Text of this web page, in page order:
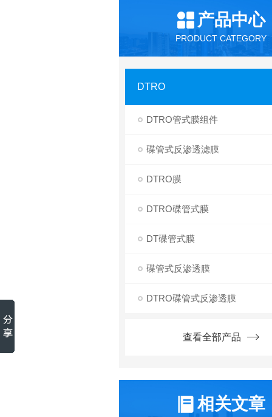
产品中心
PRODUCT CATEGORY
DTRO
DTRO管式膜组件
碟管式反渗透滤膜
DTRO膜
DTRO碟管式膜
DT碟管式膜
碟管式反渗透膜
DTRO碟管式反渗透膜
查看全部产品
相关文章